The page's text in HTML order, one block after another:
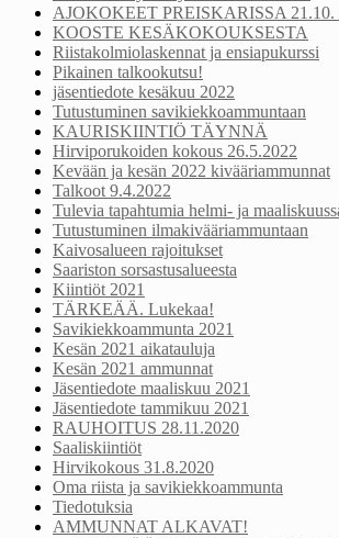
AJOKOKEET PREISKARISSA 21.10.
KOOSTE KESÄKOKOUKSESTA
Riistakolmiolaskennat ja ensiapukurssi
Pikainen talkookutsu!
jäsentiedote kesäkuu 2022
Tutustuminen savikiekkoammuntaan
KAURISKIINTIÖ TÄYNNÄ
Hirviporukoiden kokous 26.5.2022
Kevään ja kesän 2022 kivääriammunnat
Talkoot 9.4.2022
Tulevia tapahtumia helmi- ja
Tutustuminen ilmakivääriammuntaan
Kaivosalueen rajoitukset
Saariston sorsastusalueesta
Kiintiöt 2021
TÄRKEÄÄ. Lukekaa!
Savikiekkoammunta 2021
Kesän 2021 aikatauluja
Kesän 2021 ammunnat
Jäsentiedote maaliskuu 2021
Jäsentiedote tammikuu 2021
RAUHOITUS 28.11.2020
Saaliskiintiöt
Hirvikokous 31.8.2020
Oma riista ja savikiekkoammunta
Tiedotuksia
AMMUNNAT ALKAVAT!